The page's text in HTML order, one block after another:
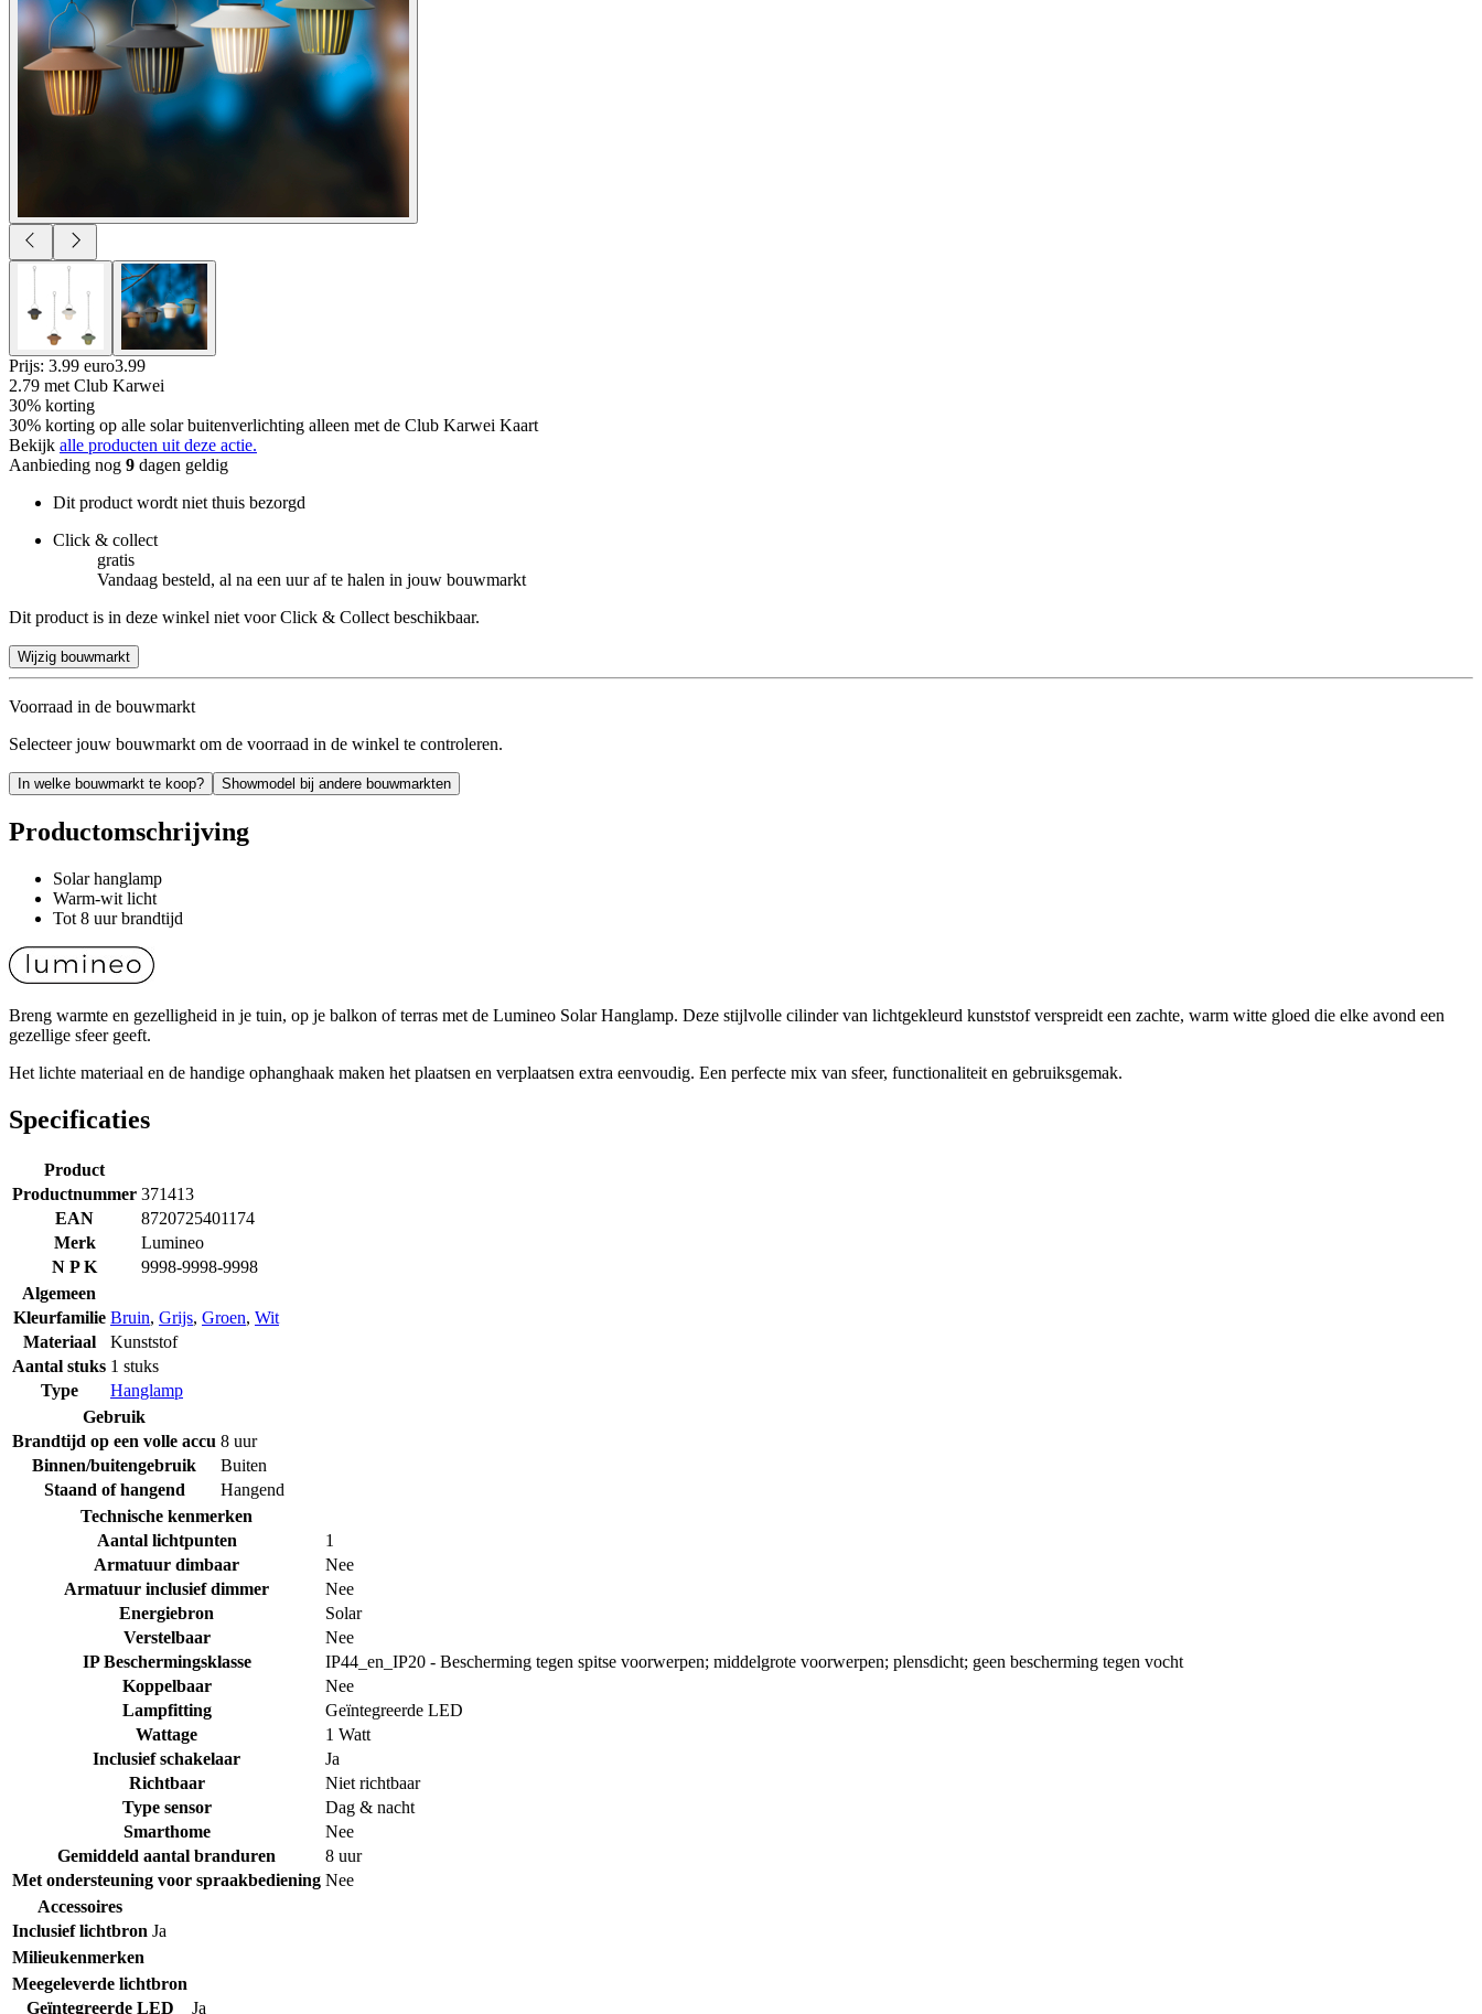
Prijs: 3.99 euro3.99
2.79 met Club Karwei
30% korting
30% korting op alle solar buitenverlichting alleen met de Club Karwei Kaart
Bekijk alle producten uit deze actie.
Aanbieding nog 9 dagen geldig
Dit product wordt niet thuis bezorgd
Click & collect
gratis
Vandaag besteld, al na een uur af te halen in jouw bouwmarkt
Dit product is in deze winkel niet voor Click & Collect beschikbaar.
Wijzig bouwmarkt
Voorraad in de bouwmarkt
Selecteer jouw bouwmarkt om de voorraad in de winkel te controleren.
In welke bouwmarkt te koop? Showmodel bij andere bouwmarkten
Productomschrijving
Solar hanglamp
Warm-wit licht
Tot 8 uur brandtijd
Breng warmte en gezelligheid in je tuin, op je balkon of terras met de Lumineo Solar Hanglamp. Deze stijlvolle cilinder van lichtgekleurd kunststof verspreidt een zachte, warm witte gloed die elke avond een
gezellige sfeer geeft.
Het lichte materiaal en de handige ophanghaak maken het plaatsen en verplaatsen extra eenvoudig. Een perfecte mix van sfeer, functionaliteit en gebruiksgemak.
Specificaties
Product
Productnummer 371413
EAN
8720725401174
Merk
Lumineo
N P K
9998-9998-9998
Algemeen
Kleurfamilie Bruin, Grijs, Groen, Wit
Materiaal
Kunststof
Aantal stuks 1 stuks
Type
Hanglamp
Gebruik
Brandtijd op een volle accu 8 uur
Binnen/buitengebruik
Buiten
Staand of hangend
Hangend
Technische kenmerken
Aantal lichtpunten
1
Armatuur dimbaar
Nee
Armatuur inclusief dimmer
Nee
Energiebron
Solar
Verstelbaar
Nee
IP Beschermingsklasse
IP44_en_IP20 - Bescherming tegen spitse voorwerpen; middelgrote voorwerpen; plensdicht; geen bescherming tegen vocht
Koppelbaar
Nee
Lampfitting
Geïntegreerde LED
Wattage
1 Watt
Inclusief schakelaar
Ja
Richtbaar
Niet richtbaar
Type sensor
Dag & nacht
Smarthome
Nee
Gemiddeld aantal branduren
8 uur
Met ondersteuning voor spraakbediening Nee
Accessoires
Inclusief lichtbron Ja
Milieukenmerken
Meegeleverde lichtbron
Geïntegreerde LED
Ja